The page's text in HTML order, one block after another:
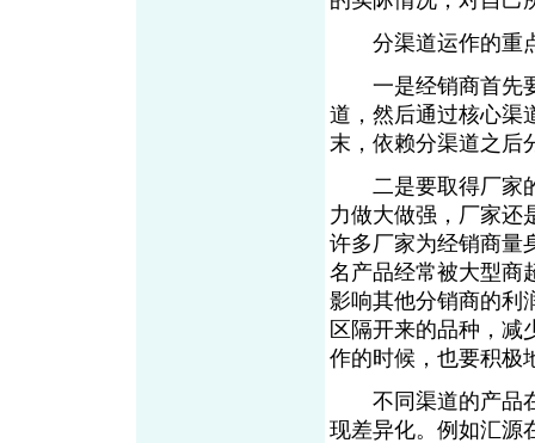
分渠道运作的重点
一是经销商首先要
道，然后通过核心渠
末，依赖分渠道之后
二是要取得厂家的
力做大做强，厂家还
许多厂家为经销商量
名产品经常被大型商
影响其他分销商的利
区隔开来的品种，减
作的时候，也要积极
不同渠道的产品在
现差异化。例如汇源